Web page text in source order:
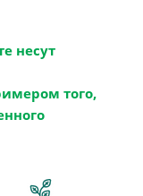
несут
того,